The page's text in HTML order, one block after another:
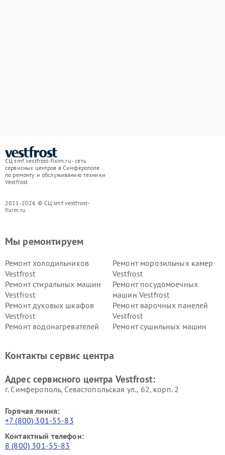
СЦ smf.vestfrost-fixim.ru - сеть
сервисных центров в Симферополе
по ремонту и обслуживанию техники
Vestfrost
2021-2026 © СЦ smf.vestfrost-
fixim.ru
Мы ремонтируем
Ремонт холодильников
Vestfrost
Ремонт морозильных камер
Vestfrost
Ремонт стиральных машин
Vestfrost
Ремонт посудомоечных
машин Vestfrost
Ремонт духовых шкафов
Vestfrost
Ремонт варочных панелей
Vestfrost
Ремонт водонагревателей
Ремонт сушильных машин
Vestfrost
Контакты сервис центра
Адрес сервисного центра Vestfrost:
г. Симферополь, Севастопольская ул., 62, корп. 2
Горячая линия:
+7 (800) 301-55-83
Контактный телефон:
8 (800) 301-55-83